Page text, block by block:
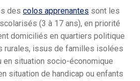
des colos apprenantes sont les
(3 à 17 ans), en priorité
domiciliés en quartiers politique
rurales, issus de familles isolées
en situation socio-économique
situation de handicap ou enfants